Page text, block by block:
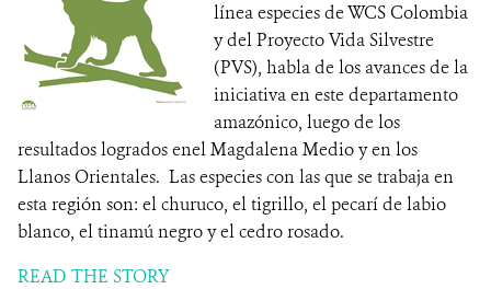
línea especies de WCS Colombia
y del Proyecto Vida Silvestre
(PVS), habla de los avances de la
iniciativa en este departamento
amazónico, luego de los
resultados logrados enel Magdalena Medio y en los
Llanos Orientales. Las especies con las que se trabaja en
esta región son: el churuco, el tigrillo, el pecarí de labio
blanco, el tinamú negro y el cedro rosado.
READ THE STORY